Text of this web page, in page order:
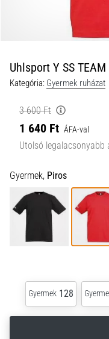
következő
dolgok
nem
táskádból!​​​​​​​
•
10 perces olvasási idő
Cross
Training
neki
készíts
Uhlsport Y SS
Kategória: Gyermek ruházat
3 600 Ft
1 640 Ft ÁFA-val
Utolsó legalacsonyabb
Gyermek, Piros
Gyermek 128